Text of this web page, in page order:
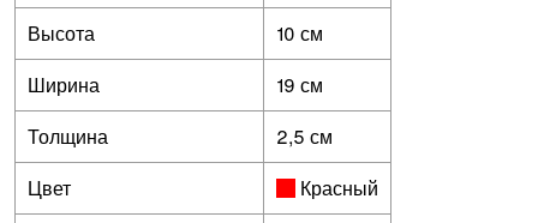
Высота
10 см
Ширина
19 см
Толщина
2,5 см
Цвет
Красный